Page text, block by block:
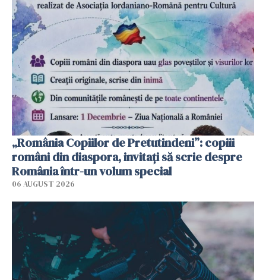
„România Copiilor de Pretutindeni”: copiii
români din diaspora, invitați să scrie despre
România într-un volum special
06 AUGUST 2026